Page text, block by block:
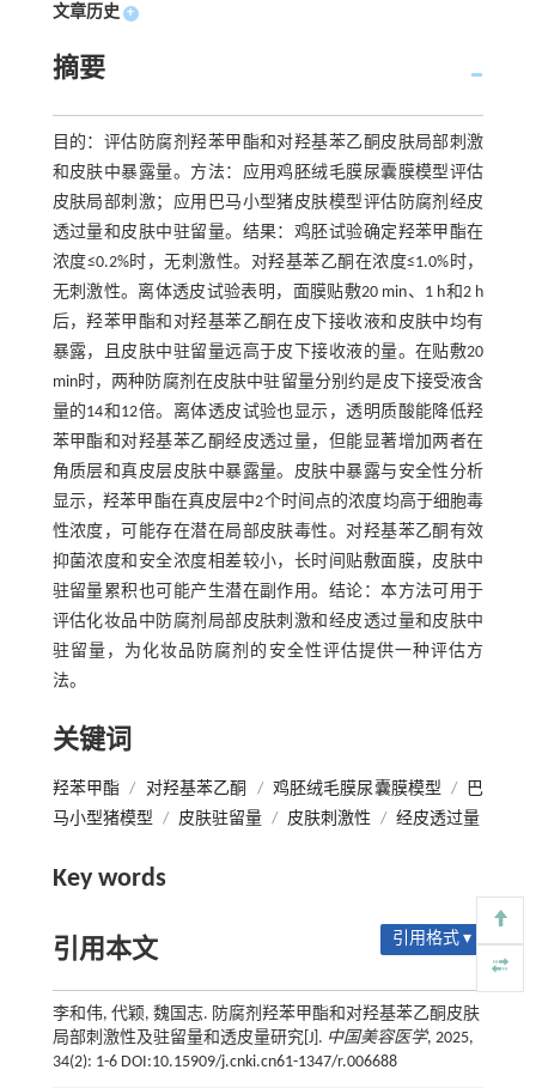
文章历史 +
摘要
目的：评估防腐剂羟苯甲酯和对羟基苯乙酮皮肤局部刺激
和皮肤中暴露量。方法：应用鸡胚绒毛膜尿囊膜模型评估
皮肤局部刺激；应用巴马小型猪皮肤模型评估防腐剂经皮
透过量和皮肤中驻留量。结果：鸡胚试验确定羟苯甲酯在
浓度≤0.2%时，无刺激性。对羟基苯乙酮在浓度≤1.0%时，
无刺激性。离体透皮试验表明，面膜贴敷20 min、1 h和2 h
后，羟苯甲酯和对羟基苯乙酮在皮下接收液和皮肤中均有
暴露，且皮肤中驻留量远高于皮下接收液的量。在贴敷20
min时，两种防腐剂在皮肤中驻留量分别约是皮下接受液含
量的14和12倍。离体透皮试验也显示，透明质酸能降低羟
苯甲酯和对羟基苯乙酮经皮透过量，但能显著增加两者在
角质层和真皮层皮肤中暴露量。皮肤中暴露与安全性分析
显示，羟苯甲酯在真皮层中2个时间点的浓度均高于细胞毒
性浓度，可能存在潜在局部皮肤毒性。对羟基苯乙酮有效
抑菌浓度和安全浓度相差较小，长时间贴敷面膜，皮肤中
驻留量累积也可能产生潜在副作用。结论：本方法可用于
评估化妆品中防腐剂局部皮肤刺激和经皮透过量和皮肤中
驻留量，为化妆品防腐剂的安全性评估提供一种评估方
法。
关键词
羟苯甲酯 / 对羟基苯乙酮 / 鸡胚绒毛膜尿囊膜模型 / 巴
马小型猪模型 / 皮肤驻留量 / 皮肤刺激性 / 经皮透过量
Key words
引用本文 引用格式 ▾
李和伟, 代颖, 魏国志. 防腐剂羟苯甲酯和对羟基苯乙酮皮肤
局部刺激性及驻留量和透皮量研究[J]. 中国美容医学, 2025,
34(2): 1-6 DOI:10.15909/j.cnki.cn61-1347/r.006688